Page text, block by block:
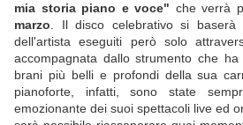
mia storia piano e voce" che verrà
marzo . Il disco celebrativo si
dell'artista eseguiti però solo
accompagnata dallo strumento che
brani più belli e profondi della sua
pianoforte, infatti, sono state
emozionante dei suoi spettacoli live ed